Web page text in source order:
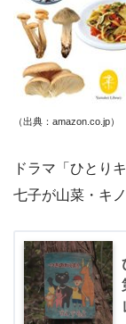
（出典：amazon.co.jp）
ドラマ「ひとり
七子が山菜・キ